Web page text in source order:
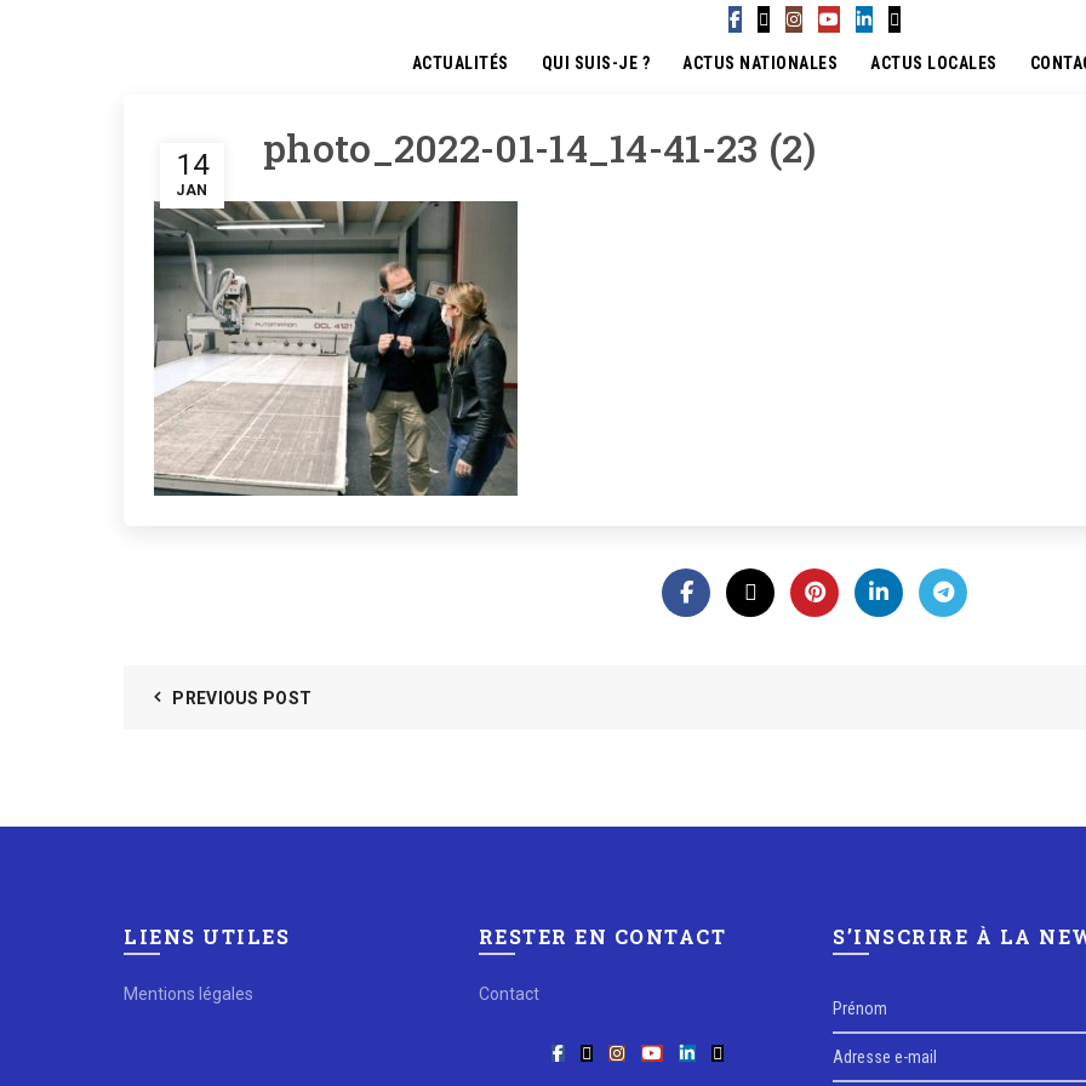
ACTUALITÉS QUI SUIS-JE ? ACTUS NATIONALES ACTUS LOCALES
14
JAN
photo_2022-01-14_14-41-23 (2)
PREVIOUS POST
LIENS UTILES
Mentions légales
RESTER EN CONTACT
Contact
S’INSCRIRE À LA